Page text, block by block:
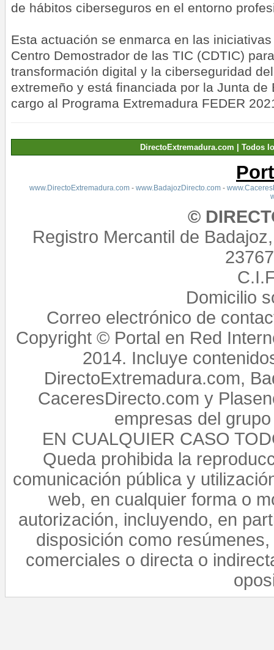
de hábitos ciberseguros en el entorno
Esta actuación se enmarca en las
Centro Demostrador de las TIC (CDTIC)
transformación digital y la ciberseguridad
extremeño y está financiada por la Junta de
cargo al Programa Extremadura FEDER
DirectoExtremadura.com | Todos
www.DirectoExtremadura.com- www.BadajozDirecto.com-
©
Registro Mercantil de
Domicilio
Correo electrónico de
Copyright © Portal en Red
2014. Incluye
DirectoExtremadura.com,
CaceresDirecto.com y
empresas del
EN CUALQUIER CASO
Queda prohibida la
comunicación pública y
web, en cualquier forma o
autorización, incluyendo, en
disposición como
comerciales o directa o